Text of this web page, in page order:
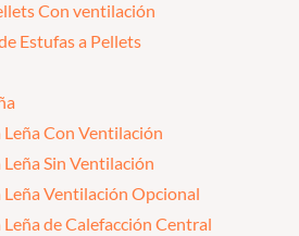
Con ventilación
Estufas a Pellets
Con Ventilación
Sin Ventilación
Leña Ventilación Opcional
de Calefacción Central